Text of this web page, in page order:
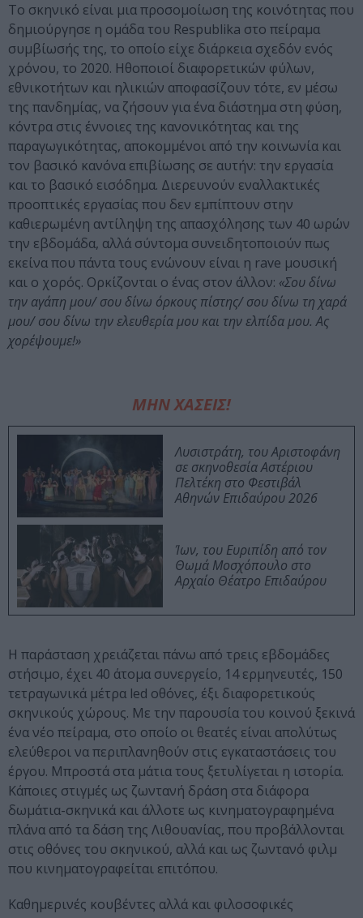
Το σκηνικό είναι μια προσομοίωση της κοινότητας που
δημιούργησε η ομάδα του Respublika στο πείραμα
συμβίωσής της, το οποίο είχε διάρκεια σχεδόν ενός
χρόνου, το 2020. Ηθοποιοί διαφορετικών φύλων,
εθνικοτήτων και ηλικιών αποφασίζουν τότε, εν μέσω
της πανδημίας, να ζήσουν για ένα διάστημα στη φύση,
κόντρα στις έννοιες της κανονικότητας και της
παραγωγικότητας, αποκομμένοι από την κοινωνία και
τον βασικό κανόνα επιβίωσης σε αυτήν: την εργασία
και το βασικό εισόδημα. Διερευνούν εναλλακτικές
προοπτικές εργασίας που δεν εμπίπτουν στην
καθιερωμένη αντίληψη της απασχόλησης των 40 ωρών
την εβδομάδα, αλλά σύντομα συνειδητοποιούν πως
εκείνα που πάντα τους ενώνουν είναι η rave μουσική
και ο χορός. Ορκίζονται ο ένας στον άλλον: «Σου δίνω
την αγάπη μου/ σου δίνω όρκους πίστης/ σου δίνω τη χαρά
μου/ σου δίνω την ελευθερία μου και την ελπίδα μου. Ας
χορέψουμε!»
ΜΗΝ ΧΑΣΕΙΣ!
Λυσιστράτη, του Αριστοφάνη
σε σκηνοθεσία Αστέριου
Πελτέκη στο Φεστιβάλ
Αθηνών Επιδαύρου 2026
Ίων, του Ευριπίδη από τον
Θωμά Μοσχόπουλο στο
Αρχαίο Θέατρο Επιδαύρου
Η παράσταση χρειάζεται πάνω από τρεις εβδομάδες
στήσιμο, έχει 40 άτομα συνεργείο, 14 ερμηνευτές, 150
τετραγωνικά μέτρα led οθόνες, έξι διαφορετικούς
σκηνικούς χώρους. Με την παρουσία του κοινού ξεκινά
ένα νέο πείραμα, στο οποίο οι θεατές είναι απολύτως
ελεύθεροι να περιπλανηθούν στις εγκαταστάσεις του
έργου. Μπροστά στα μάτια τους ξετυλίγεται η ιστορία.
Κάποιες στιγμές ως ζωντανή δράση στα διάφορα
δωμάτια-σκηνικά και άλλοτε ως κινηματογραφημένα
πλάνα από τα δάση της Λιθουανίας, που προβάλλονται
στις οθόνες του σκηνικού, αλλά και ως ζωντανό φιλμ
που κινηματογραφείται επιτόπου.
Καθημερινές κουβέντες αλλά και φιλοσοφικές